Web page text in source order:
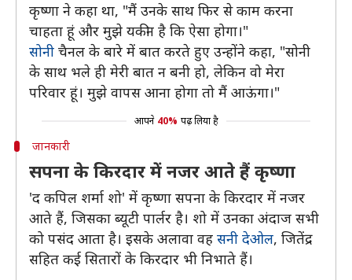
कृष्णा ने कहा था, "मैं उनके साथ फिर से काम करना
चाहता हूं और मुझे यकीन है कि ऐसा होगा।"
सोनी चैनल के बारे में बात करते हुए उन्होंने कहा, "सोनी
के साथ भले ही मेरी बात न बनी हो, लेकिन वो मेरा
परिवार हूं। मुझे वापस आना होगा तो मैं आऊंगा।"
आपने 40% पढ़ लिया है
जानकारी
सपना के किरदार में नजर आते हैं कृष्णा
'द कपिल शर्मा शो' में कृष्णा सपना के किरदार में नजर
आते हैं, जिसका ब्यूटी पार्लर है। शो में उनका अंदाज सभी
को पसंद आता है। इसके अलावा वह सनी देओल, जितेंद्र
सहित कई सितारों के किरदार भी निभाते हैं।